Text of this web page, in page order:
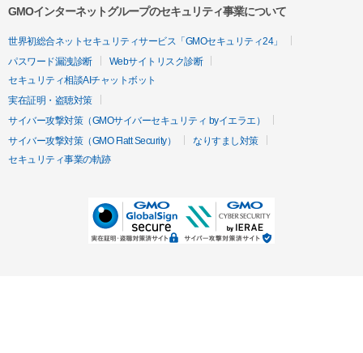
GMOインターネットグループのセキュリティ事業について
世界初総合ネットセキュリティサービス「GMOセキュリティ24」
パスワード漏洩診断
Webサイトリスク診断
セキュリティ相談AIチャットボット
実在証明・盗聴対策
サイバー攻撃対策（GMOサイバーセキュリティ byイエラエ）
サイバー攻撃対策（GMO Flatt Security）
なりすまし対策
セキュリティ事業の軌跡